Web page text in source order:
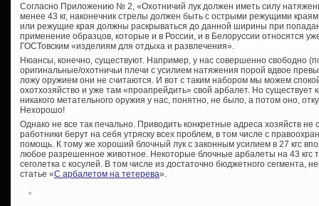
Согласно Приложению № 2, «Охотничий лук должен иметь силу
менее 43 кг, наконечник стрелы должен быть с острыми режущими
или режущие края должны раскрываться до данной ширины при
применение образцов, которые и в России, и в Белоруссии относятся
ГОСТовским «изделиям для отдыха и развлечения».
Нюансы, конечно, существуют. Например, у нас совершенно свободно
оригинальные/охотничьи плечи с усилием натяжения порой вдвое
ложу оружием они не считаются. И вот с таким набором мы можем
охотхозяйство и уже там «проапрейдить» свой арбалет. Но
никакого метательного оружия у нас, понятно, не было, а потом оно,
Нехорошо!
Однако не все так печально. Приводить конкретные адреса хозяйств не
работники берут на себя утряску всех проблем, в том числе с
помощь. К тому же хороший блочный лук с законным усилием в 27 кгс
любое разрешенное животное. Некоторые блочные арбалеты на 43 кгс
сеголетка с косулей. В том числе из достаточно бюджетного сегмента,
статье «С арбалетом на тетерева».